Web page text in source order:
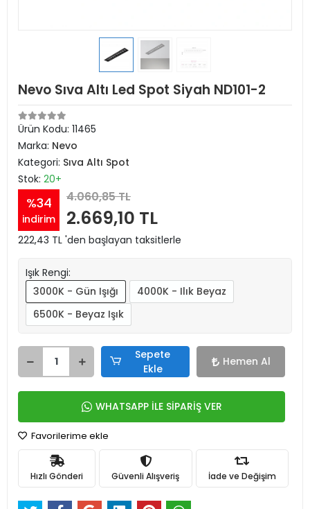
Nevo Sıva Altı Led Spot Siyah ND101-2
Ürün Kodu: 11465
Marka: Nevo
Kategori: Sıva Altı Spot
Stok: 20+
%34
indirim
4.060,85 TL
2.669,10 TL
222,43 TL 'den başlayan taksitlerle
Işık Rengi:
3000K - Gün Işığı
4000K - Ilık Beyaz
6500K - Beyaz Işık
Sepete
Ekle
Hemen Al
WHATSAPP İLE SİPARİŞ VER
Favorilerime ekle
Hızlı Gönderi Güvenli Alışveriş İade ve Değişim